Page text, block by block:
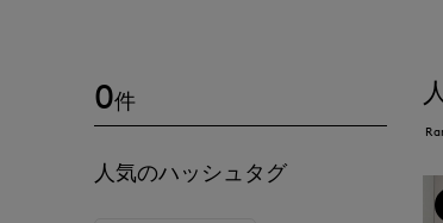
0件
人気のハッシュタグ